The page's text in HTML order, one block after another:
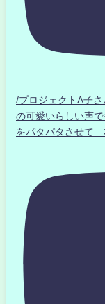
/プロジェクトA子
の可愛いらしい声
をパタパタさせて